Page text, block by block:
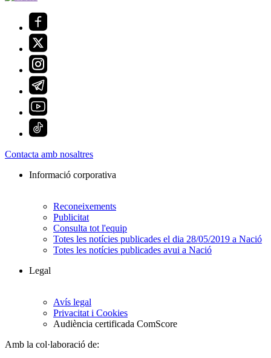
Contacta amb nosaltres
Informació corporativa
Reconeixements
Publicitat
Consulta tot l'equip
Totes les notícies publicades el dia 28/05/2019 a Nació
Totes les notícies publicades avui a Nació
Legal
Avís legal
Privacitat i Cookies
Audiència certificada ComScore
Amb la col·laboració de: